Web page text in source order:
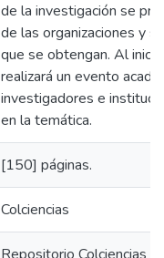
de la investigación se
de las organizaciones y
que se obtengan. Al
realizará un evento
investigadores e
en la temática.
[150] páginas.
Colciencias